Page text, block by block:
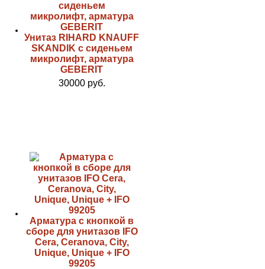
Унитаз RIHARD KNAUFF
SKANDIK с сиденьем
микролифт, арматура
GEBERIT
30000 руб.
Арматура с кнопкой в
сборе для унитазов IFO
Cera, Ceranova, City,
Unique, Unique + IFO
99205